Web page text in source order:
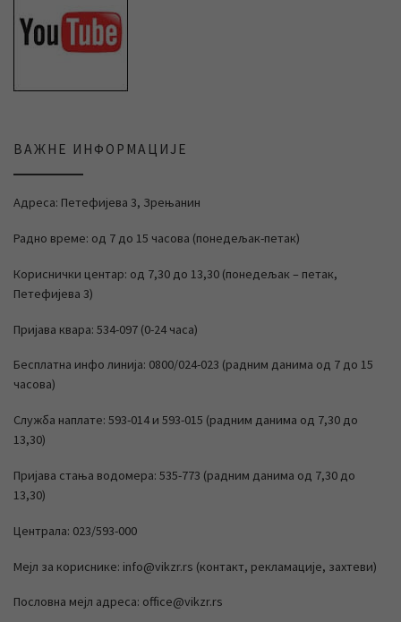
ВАЖНЕ ИНФОРМАЦИЈЕ
Адреса: Петефијева 3, Зрењанин
Радно време: од 7 до 15 часова (понедељак-петак)
Кориснички центар: од 7,30 до 13,30 (понедељак – петак,
Петефијева 3)
Пријава квара: 534-097 (0-24 часа)
Бесплатна инфо линија: 0800/024-023 (радним данима од 7 до 15
часова)
Служба наплате: 593-014 и 593-015 (радним данима од 7,30 до
13,30)
Пријава стања водомера: 535-773 (радним данима од 7,30 до
13,30)
Централа: 023/593-000
Мејл за кориснике: info@vikzr.rs (контакт, рекламације, захтеви)
Пословна мејл адреса: office@vikzr.rs